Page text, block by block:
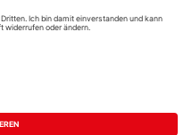
Versand
Widerruf
Datenschutz